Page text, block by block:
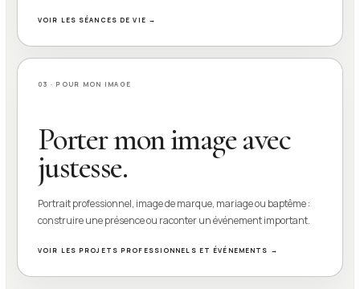
VOIR LES SÉANCES DE VIE →
03 · POUR MON IMAGE
Porter mon image avec
justesse.
Portrait professionnel, image de marque, mariage ou baptême :
construire une présence ou raconter un événement important.
VOIR LES PROJETS PROFESSIONNELS ET ÉVÉNEMENTS →